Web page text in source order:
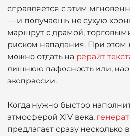
справляется с этим
— и получаешь не сухую
маршрут с драмой,
риском нападения. При
можно отдать на рерайт
лишнюю пафосность или,
экспрессии.
Когда нужно быстро
атмосферой XIV века,
предлагает сразу несколько